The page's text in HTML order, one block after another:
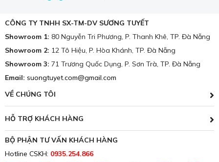
CÔNG TY TNHH SX-TM-DV SƯƠNG TUYẾT
Showroom 1: 80 Nguyễn Tri Phương, P. Thanh Khê, TP. Đà Nẵng
Showroom 2: 12 Tô Hiệu, P. Hòa Khánh, TP. Đà Nẵng
Showroom 3: 71 Trương Quốc Dụng, P. Sơn Trà, TP. Đà Nẵng
Email: suongtuyet.com@gmail.com
VỀ CHÚNG TÔI
HỖ TRỢ KHÁCH HÀNG
BỘ PHẬN TƯ VẤN KHÁCH HÀNG
Hotline CSKH: 0935.254.866